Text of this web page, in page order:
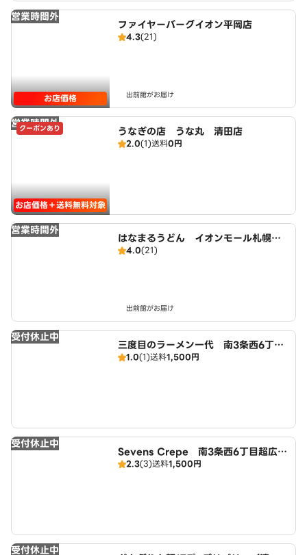
営業時間外
お店価格
ファイヤーバーグイオン平岡店
4.3(21)
出前館がお届け
営業時間外
クーポンあり
お店価格＋送料無料対象
うなぎの店 うな丸 清田店
2.0(1)送料0円
営業時間外
はなまるうどん イオンモール札幌平
岡店
4.0(21)
出前館がお届け
受付休止中
三度目のラーメン一代 南3条西6丁目
超広域店
1.0(1)送料1,500円
受付休止中
Sevens Crepe 南3条西6丁目超広域
店2.3(3)送料1,500円
受付休止中